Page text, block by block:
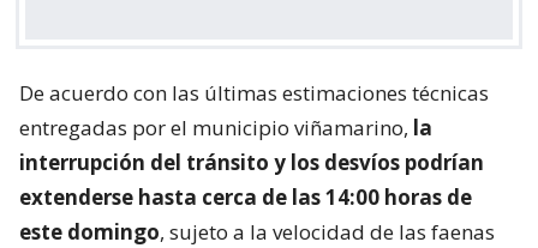
De acuerdo con las últimas estimaciones técnicas
entregadas por el municipio viñamarino, la
interrupción del tránsito y los desvíos podrían
extenderse hasta cerca de las 14:00 horas de
este domingo, sujeto a la velocidad de las faenas